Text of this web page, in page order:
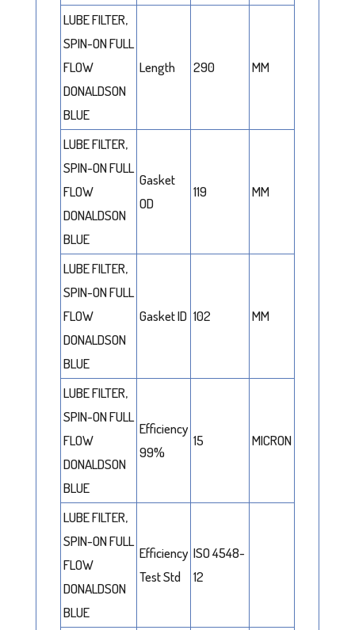
LUBE FILTER,
SPIN-ON FULL
FLOW
DONALDSON
BLUE
Length 290 MM
LUBE FILTER,
SPIN-ON FULL
FLOW
DONALDSON
BLUE
Gasket
OD
119 MM
LUBE FILTER,
SPIN-ON FULL
FLOW
DONALDSON
BLUE
Gasket ID 102 MM
LUBE FILTER,
SPIN-ON FULL
FLOW
DONALDSON
BLUE
Efficiency
99%
15 MICRON
LUBE FILTER,
SPIN-ON FULL
FLOW
DONALDSON
BLUE
Efficiency
Test Std
ISO 4548-
12